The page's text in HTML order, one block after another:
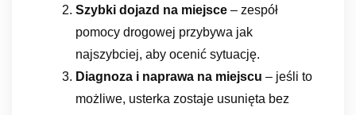
Szybki dojazd na miejsce – zespół
pomocy drogowej przybywa jak
najszybciej, aby ocenić sytuację.
Diagnoza i naprawa na miejscu – jeśli to
możliwe, usterka zostaje usunięta bez